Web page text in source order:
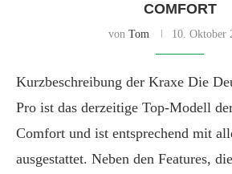
COMFORT
von Tom 10. Oktober
Kurzbeschreibung der Kraxe Die
Pro ist das derzeitige Top-Modell
Comfort und ist entsprechend mit
ausgestattet. Neben den Features,